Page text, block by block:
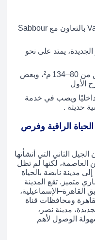
المطور: Valero Developments بالتعاون مع Sabbour
يمتد على نحو
المساحة والوحدات: يضم شقق من 80–134 م²، وبعض
الأول
داخليًا ويصب في خدمة
حديثة .
الراقية وفرص
الثاني التي أنشأتها
العاصمة، لكنها لم تظل
مدينة نابضة بالحياة
متميز. تقع المدينة
ومحافظات قناة
مدينة نصر،
الوصول لأهم